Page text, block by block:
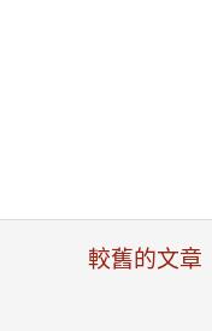
較舊的文章